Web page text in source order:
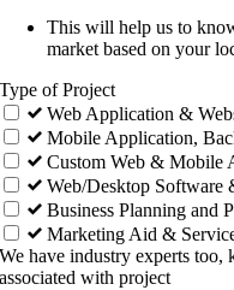
This will help us to
market based on your
Type of Project
Web Application &
Mobile Application,
Custom Web & Mobile
Web/Desktop Software
Business Planning and
Marketing Aid &
We have industry experts
associated with project